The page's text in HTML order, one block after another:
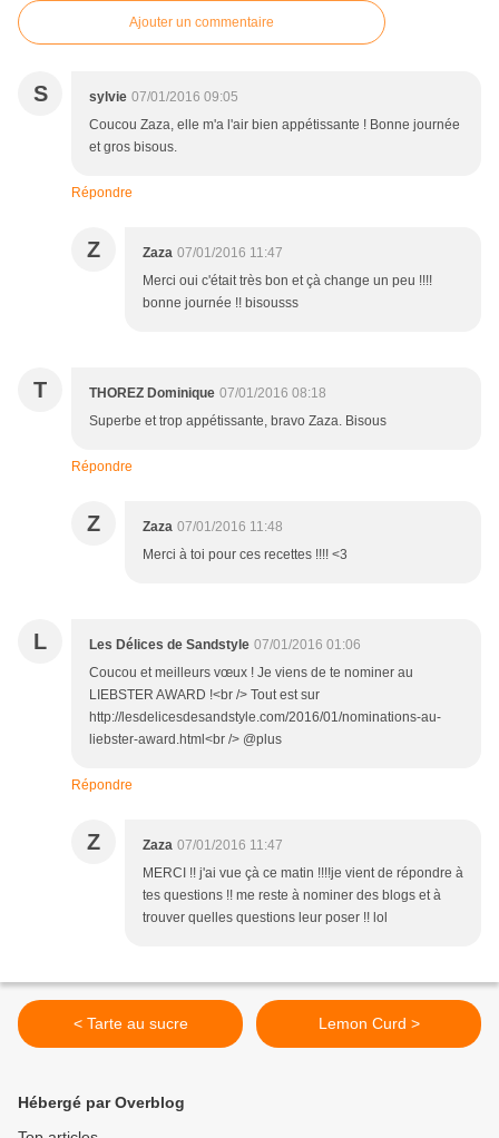
Ajouter un commentaire
S sylvie 07/01/2016 09:05
Coucou Zaza, elle m'a l'air bien appétissante ! Bonne journée
et gros bisous.
Répondre
Z Zaza 07/01/2016 11:47
Merci oui c'était très bon et çà change un peu !!!!
bonne journée !! bisousss
T THOREZ Dominique 07/01/2016 08:18
Superbe et trop appétissante, bravo Zaza. Bisous
Répondre
Z Zaza 07/01/2016 11:48
Merci à toi pour ces recettes !!!! <3
L Les Délices de Sandstyle 07/01/2016 01:06
Coucou et meilleurs vœux ! Je viens de te nominer au
LIEBSTER AWARD !<br /> Tout est sur
http://lesdelicesdesandstyle.com/2016/01/nominations-au-
liebster-award.html<br /> @plus
Répondre
Z Zaza 07/01/2016 11:47
MERCI !! j'ai vue çà ce matin !!!!je vient de répondre à
tes questions !! me reste à nominer des blogs et à
trouver quelles questions leur poser !! lol
< Tarte au sucre Lemon Curd >
Hébergé par Overblog